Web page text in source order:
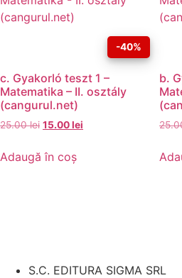
-40%
c. Gyakorló teszt 1 –
Matematika – II. osztály
(cangurul.net)
25.00lei 15.00lei
Adaugă în coș
b.
S.C. EDITURA SIGMA SRL